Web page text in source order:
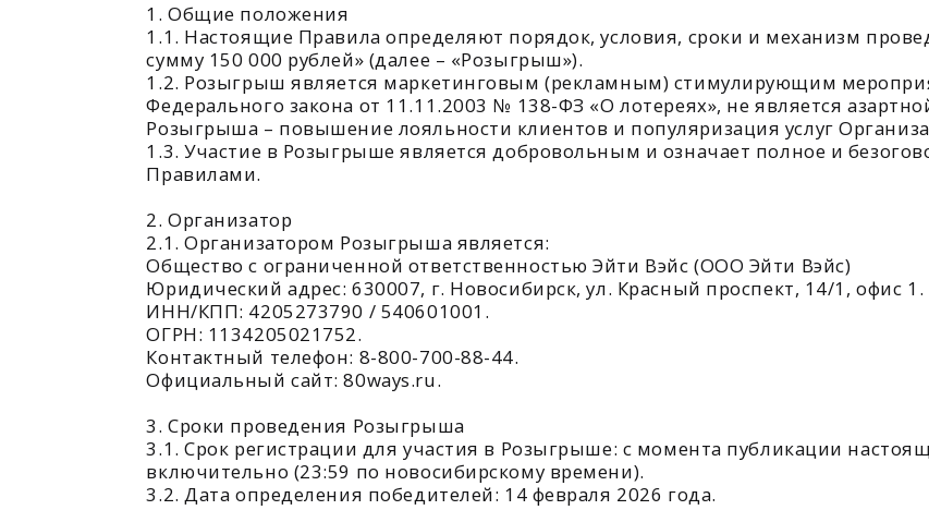
сумму 150 000 рублей» (далее – «Розыгрыш»).
1.2. Розыгрыш является маркетинговым (рекламным) стимулирующим мероприятием, не
Федерального закона от 11.11.2003 № 138-ФЗ «О лотереях», не является азартной игрой и
Розыгрыша – повышение лояльности клиентов и популяризация услуг Организатора.
1.3. Участие в Розыгрыше является добровольным и означает полное и безоговорочное
Правилами.
2. Организатор
2.1. Организатором Розыгрыша является:
Юридический адрес: 630007, г. Новосибирск, ул. Красный проспект, 14/1, офис 1.
ИНН/КПП: 4205273790 / 540601001.
ОГРН: 1134205021752.
Контактный телефон: 8-800-700-88-44.
Официальный сайт: 80ways.ru.
3. Сроки проведения Розыгрыша
3.1. Срок регистрации для участия в Розыгрыше: с момента публикации настоящих Правил
включительно (23:59 по новосибирскому времени).
Срок выдачи призов: до 31 марта 2026 года включительно.
4. Требования к участникам Розыгрыша
4.1. Участником Розыгрыша может быть дееспособное физическое лицо, являющееся
или законно находящееся на ее территории, достигшее возраста 18 лет на момент